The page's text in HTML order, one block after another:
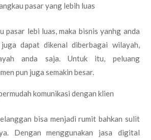
pasar yang lebih luas
pasar lebi luas, maka bisnis yanhg anda
dapat dikenal diberbagai wilayah,
anda saja. Untuk itu, peluang
pun juga semakin besar.
komunikasi dengan klien
bisa menjadi rumit bahkan sulit
Dengan menggunakan jasa digital